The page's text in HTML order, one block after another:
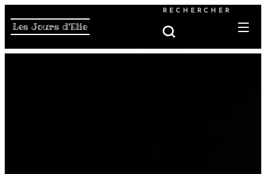
Les Jours d'Elie
RECHERCHER